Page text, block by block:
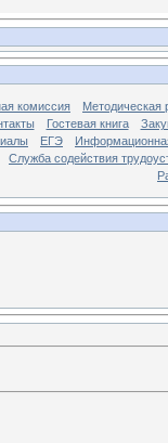
комиссия
Методическая
Гостевая книга
ЕГЭ
Служба содействия